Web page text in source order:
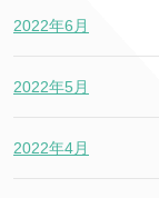
2022年6月
2022年5月
2022年4月